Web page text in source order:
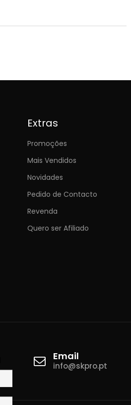
Extras
Promoções
Mais Vendidos
Novidades
Pedido de Contacto
Revenda
Quero ser Afiliado
Email
info@skpro.pt